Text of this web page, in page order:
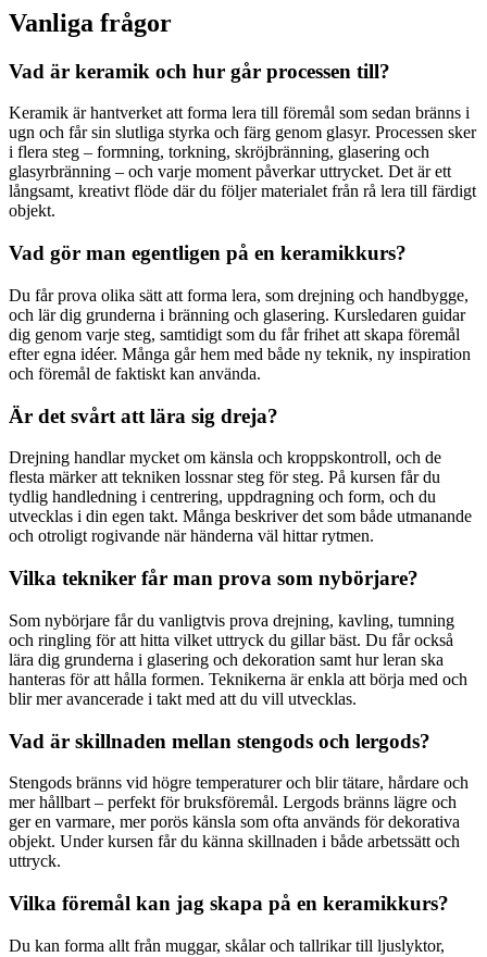
Vanliga frågor
Vad är keramik och hur går processen till?
Keramik är hantverket att forma lera till föremål som sedan bränns i
ugn och får sin slutliga styrka och färg genom glasyr. Processen sker
i flera steg – formning, torkning, skröjbränning, glasering och
glasyrbränning – och varje moment påverkar uttrycket. Det är ett
långsamt, kreativt flöde där du följer materialet från rå lera till färdigt
objekt.
Vad gör man egentligen på en keramikkurs?
Du får prova olika sätt att forma lera, som drejning och handbygge,
och lär dig grunderna i bränning och glasering. Kursledaren guidar
dig genom varje steg, samtidigt som du får frihet att skapa föremål
efter egna idéer. Många går hem med både ny teknik, ny inspiration
och föremål de faktiskt kan använda.
Är det svårt att lära sig dreja?
Drejning handlar mycket om känsla och kroppskontroll, och de
flesta märker att tekniken lossnar steg för steg. På kursen får du
tydlig handledning i centrering, uppdragning och form, och du
utvecklas i din egen takt. Många beskriver det som både utmanande
och otroligt rogivande när händerna väl hittar rytmen.
Vilka tekniker får man prova som nybörjare?
Som nybörjare får du vanligtvis prova drejning, kavling, tumning
och ringling för att hitta vilket uttryck du gillar bäst. Du får också
lära dig grunderna i glasering och dekoration samt hur leran ska
hanteras för att hålla formen. Teknikerna är enkla att börja med och
blir mer avancerade i takt med att du vill utvecklas.
Vad är skillnaden mellan stengods och lergods?
Stengods bränns vid högre temperaturer och blir tätare, hårdare och
mer hållbart – perfekt för bruksföremål. Lergods bränns lägre och
ger en varmare, mer porös känsla som ofta används för dekorativa
objekt. Under kursen får du känna skillnaden i både arbetssätt och
uttryck.
Vilka föremål kan jag skapa på en keramikkurs?
Du kan forma allt från muggar, skålar och tallrikar till ljuslyktor,